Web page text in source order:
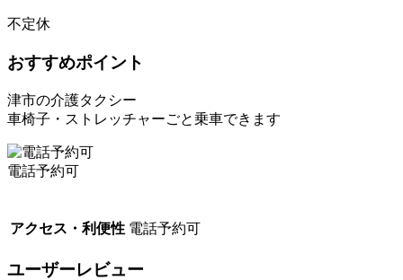
不定休
おすすめポイント
津市の介護タクシー
車椅子・ストレッチャーごと乗車できます
電話予約可
アクセス・利便性 電話予約可
ユーザーレビュー